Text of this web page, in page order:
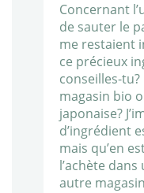
Concernant
de sauter le
me restaient
ce précieux
conseilles-tu?
magasin bio
japonaise?
d’ingrédient
mais qu’en
l’achète
autre